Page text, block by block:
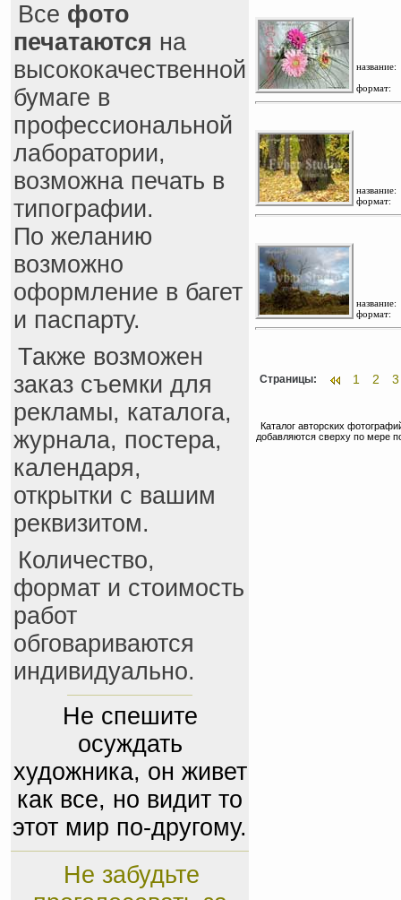
Все фото
печатаются на
высококачественной
бумаге в
профессиональной
лаборатории,
возможна печать в
типографии.
По желанию
возможно
оформление в багет
и паспарту.
Также возможен
заказ съемки для
рекламы, каталога,
журнала, постера,
календаря,
открытки с вашим
реквизитом.
Количество,
формат и стоимость
работ
обговариваются
индивидуально.
Не спешите
осуждать
художника, он живет
как все, но видит то
этот мир по-другому.
Не забудьте
название:
формат:
название:
формат:
название:
формат:
Страницы: 1 2 3
Каталог авторских
добавляются сверху по мере